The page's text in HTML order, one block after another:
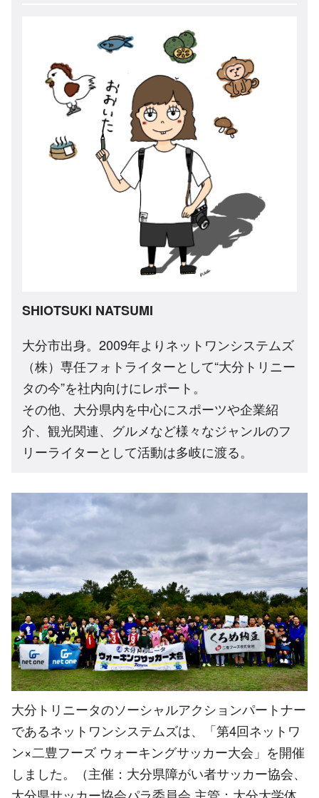
SHIOTSUKI NATSUMI
大分市出身。2009年よりネットワンシステムズ
（株）専任フォトライターとして“大分トリニー
タの今”を社内向けにレポート。
その他、大分県内を中心にスポーツや企業紹
介、観光関連、グルメなど様々なジャンルのフ
リーライターとして活動は多岐に渡る。
大分トリニータのソーシャルアクションパートナー
であるネットワンシステムズは、「第4回ネットワ
ン×二豊フーズ ウォーキングサッカー大会」を開催
しました。（主催：大分県障がい者サッカー協会、
大分県サッカー協会パラ委員会 主管：大分大学体